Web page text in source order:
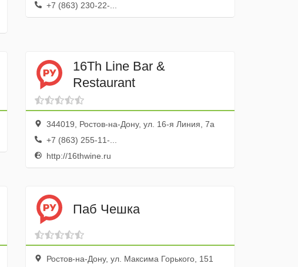
+7 (863) 230-22-...
16Th Line Bar &
Restaurant
344019, Ростов-на-Дону, ул. 16-я Линия, 7а
+7 (863) 255-11-...
http://16thwine.ru
Паб Чешка
Ростов-на-Дону, ул. Максима Горького, 151